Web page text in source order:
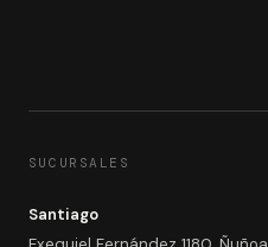
SUCURSALES
Santiago